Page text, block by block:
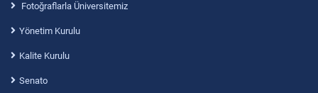
Fotoğraflarla Üniversitemiz
Yönetim Kurulu
Kalite Kurulu
Senato